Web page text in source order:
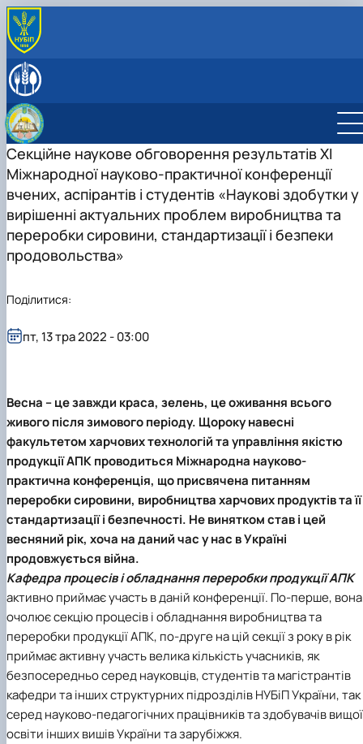
ПРО КАФЕДРУ
Здобутки кафедри
Відповідальний за інформаційне наповнення веб-
сторінки кафедри
ОСВІТНЯ ДІЯЛЬНІСТЬ
Науковий гурток «Інновації у процесах харчових
виробництв»
Дисципліни кафедри
Навчально-методична робота
Культурно-виховна робота
НАУКОВА ДІЯЛЬНІСТЬ
Наукова діяльність кафедри
Конференції
Конференції ф-ту харчових наук
інші конференції
ПРОФОРІЄНТАЦІЙНА ДІЯЛЬНІСТЬ
ВСТУП-2026: Абітурієнту
Профорієнтаційні заходи
Секційне наукове обговорення результатів ХІ
Міжнародної науково-практичної конференції
вчених, аспірантів і студентів «Наукові здобутки у
вирішенні актуальних проблем виробництва та
переробки сировини, стандартизації і безпеки
продовольства»
Весна – це завжди краса, зелень, це оживання всього
живого після зимового періоду. Щороку навесні
факультетом харчових технологій та управління якістю
продукції АПК проводиться Міжнародна науково-
практична конференція, що присвячена питанням
переробки сировини, виробництва харчових продуктів та її
стандартизації і безпечності. Не винятком став і цей
весняний рік, хоча на даний час у нас в Україні
продовжується війна.
Кафедра процесів і обладнання переробки продукції АПК
активно приймає участь в даній конференції. По-перше, вона
очолює секцію процесів і обладнання виробництва та
переробки продукції АПК, по-друге на цій секції з року в рік
приймає активну участь велика кількість учасників, як
безпосередньо серед науковців, студентів та магістрантів
кафедри та інших структурних підрозділів НУБіП України, так
серед науково-педагогічних працівників та здобувачів вищої
освіти інших вишів України та зарубіжжя.
пт, 13 тра 2022 - 03:00
Поділитися: